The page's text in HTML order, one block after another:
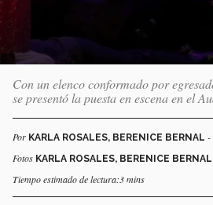
Con un elenco conformado por
se presentó la puesta en escena en el
Por KARLA ROSALES, BERENICE BERNAL -
Fotos KARLA ROSALES, BERENICE BERNAL
Tiempo estimado de lectura:3 mins